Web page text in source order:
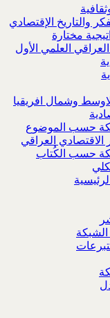
والتاريخ الإقتصادي
مختارة
العلمي الأول
وشمال افريقيا
حسب الموضوع
الاقتصادي العراقي
حسب الكُتاب